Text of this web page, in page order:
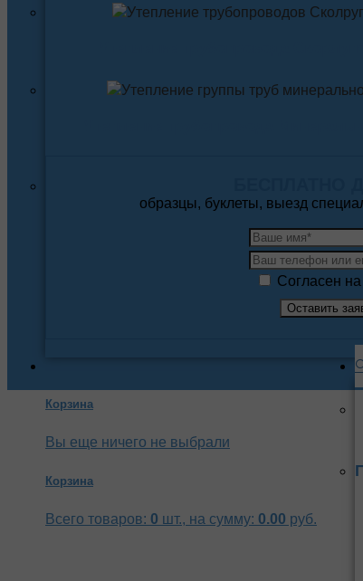
образцы, буклеты, выезд
Согласен на
Корзина
Вы еще ничего не выбрали
Корзина
Всего товаров: 0 шт., на сумму: 0.00 руб.